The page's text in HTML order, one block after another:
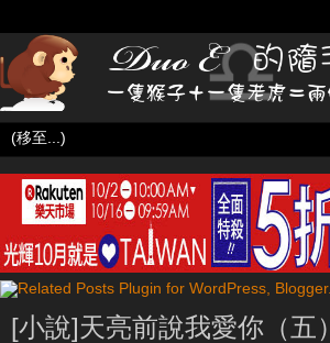
[小說]天亮前說我愛你（五）